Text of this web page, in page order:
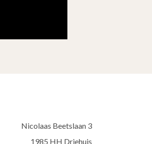
Nicolaas Beetslaan 3
1985 HH Driehuis